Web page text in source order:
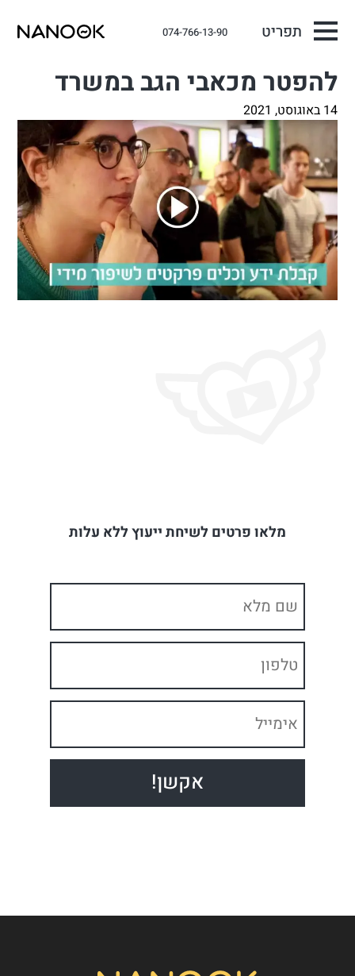
תפריט 074-766-13-90
להפטר מכאבי הגב במשרד
14 באוגוסט, 2021
מלאו פרטים לשיחת ייעוץ ללא עלות